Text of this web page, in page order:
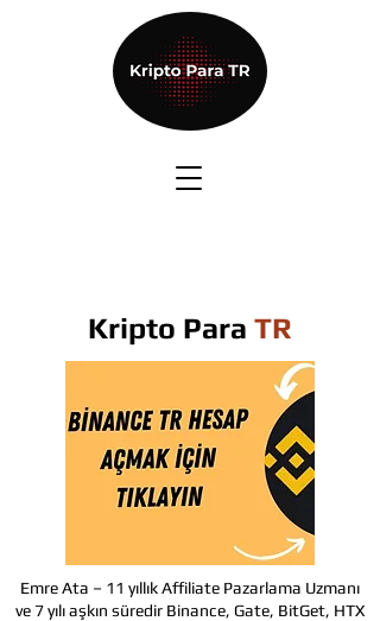
Kripto Para TR
Emre Ata – 11 yıllık Affiliate Pazarlama Uzmanı
ve 7 yılı aşkın süredir Binance, Gate, BitGet, HTX